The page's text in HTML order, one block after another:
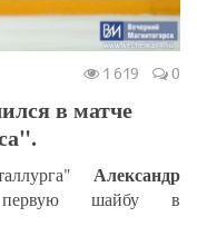
1 619 0
в матче
Александр
шайбу в